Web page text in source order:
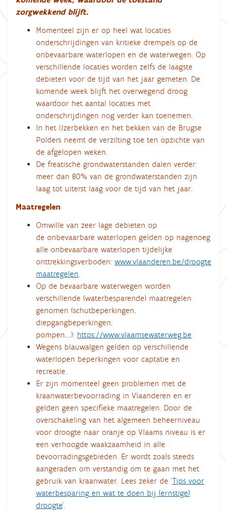
zorgwekkend blijft.
Momenteel zijn er op heel wat locaties
onderschrijdingen van kritieke drempels op de
onbevaarbare waterlopen en de waterwegen. Op
verschillende locaties worden zelfs de laagste
debieten voor de tijd van het jaar gemeten. De
komende week blijft het overwegend droog
waardoor het aantal locaties met
onderschrijdingen nog verder kan toenemen.
In het IJzerbekken en het bekken van de Brugse
Polders neemt de verzilting toe ten opzichte van
de afgelopen weken.
De freatische grondwaterstanden dalen verder:
meer dan 80% van de grondwaterstanden zijn
laag tot uiterst laag voor de tijd van het jaar.
Maatregelen
Omwille van zeer lage debieten op
de onbevaarbare waterlopen gelden op nagenoeg
alle onbevaarbare waterlopen tijdelijke
onttrekkingsverboden: www.vlaanderen.be/droogte
maatregelen.
Op de bevaarbare waterwegen worden
verschillende (waterbesparende) maatregelen
genomen (schutbeperkingen,
diepgangbeperkingen,
pompen,...): https://www.vlaamsewaterweg.be
Wegens blauwalgen gelden op verschillende
waterlopen beperkingen voor captatie en
recreatie.
Er zijn momenteel geen problemen met de
kraanwaterbevoorrading in Vlaanderen en er
gelden geen specifieke maatregelen. Door de
overschakeling van het algemeen beheerniveau
voor droogte naar oranje op Vlaams niveau is er
een verhoogde waakzaamheid in alle
bevoorradingsgebieden. Er wordt zoals steeds
aangeraden om verstandig om te gaan met het
gebruik van kraanwater. Lees zeker de ‘Tips voor
waterbesparing en wat te doen bij (ernstige)
droogte’.